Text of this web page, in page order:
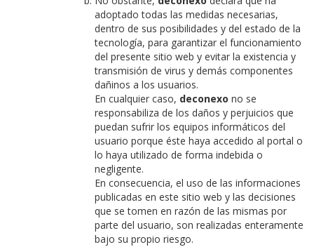
adoptado todas las medidas necesarias,
dentro de sus posibilidades y del estado de la
tecnología, para garantizar el funcionamiento
del presente sitio web y evitar la existencia y
transmisión de virus y demás componentes
dañinos a los usuarios.
En cualquier caso, deconexo no se
responsabiliza de los daños y perjuicios que
puedan sufrir los equipos informáticos del
usuario porque éste haya accedido al portal o
lo haya utilizado de forma indebida o
negligente.
En consecuencia, el uso de las informaciones
publicadas en este sitio web y las decisiones
que se tomen en razón de las mismas por
parte del usuario, son realizadas enteramente
bajo su propio riesgo.